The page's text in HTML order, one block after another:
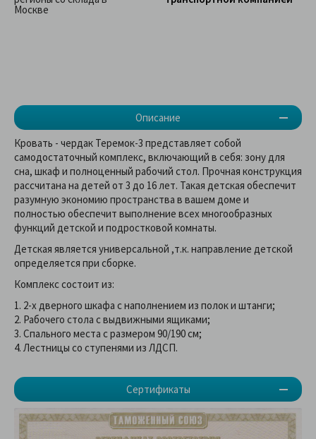
Описание
Сертификаты
Москве
Кровать - чердак Теремок-3 представляет собой
самодостаточный комплекс, включающий в себя: зону для
сна, шкаф и полноценный рабочий стол. Прочная конструкция
рассчитана на детей от 3 до 16 лет. Такая детская обеспечит
разумную экономию пространства в вашем доме и
полностью обеспечит выполнение всех многообразных
функций детской и подростковой комнаты.
Детская является универсальной ,т.к. направление детской
определяется при сборке.
Комплекс состоит из:
1. 2-х дверного шкафа с наполнением из полок и штанги;
2. Рабочего стола с выдвижными ящиками;
3. Спального места с размером 90/190 см;
4. Лестницы со ступенями из ЛДСП.